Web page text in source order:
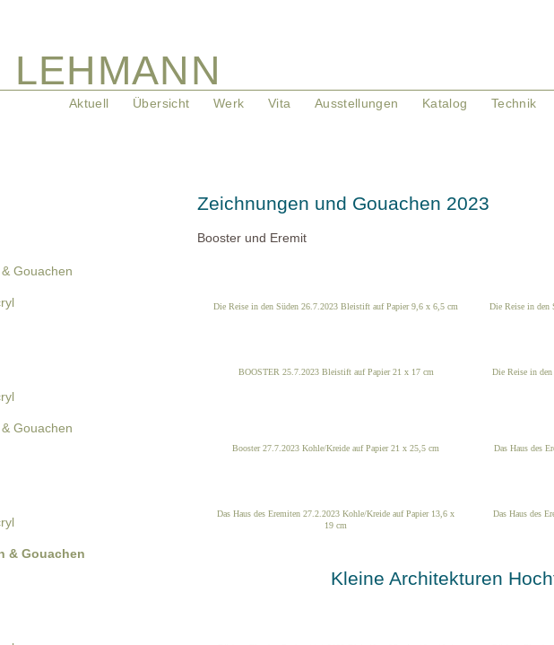
LEHMANN
Aktuell Übersicht Werk Vita Ausstellungen Katalog Technik
Zeichnungen und Gouachen 2023
Booster und Eremit
Die Reise in den Süden 26.7.2023 Bleistift auf Papier 9,6 x 6,5 cm Die Reise in den
BOOSTER 25.7.2023 Bleistift auf Papier 21 x 17 cm
Die Reise in
Booster 27.7.2023 Kohle/Kreide auf Papier 21 x 25,5 cm Das Haus des
Das Haus des Eremiten 27.2.2023 Kohle/Kreide auf Papier 13,6 x
19 cm
Das Haus des
Kleine Architekturen
Gouachen
Gouachen
& Gouachen